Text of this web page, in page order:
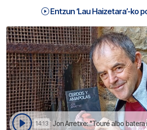
Entzun ‘Lau Haizetara’-ko
14:13 Jon Arretxe: "Touré albo batera itxi behar neban, nik neuk